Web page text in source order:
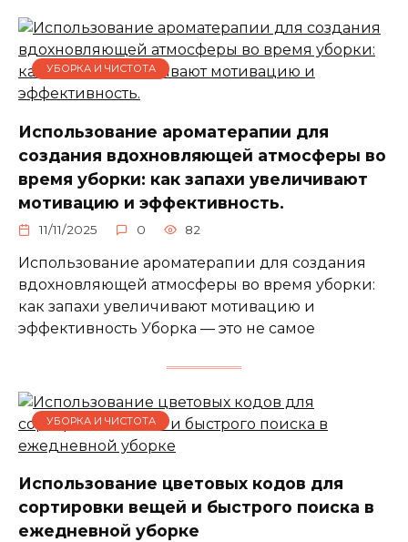
УБОРКА И ЧИСТОТА
Использование ароматерапии для
создания вдохновляющей атмосферы во
время уборки: как запахи увеличивают
мотивацию и эффективность.
11/11/2025 0 82
Использование ароматерапии для создания
вдохновляющей атмосферы во время уборки:
как запахи увеличивают мотивацию и
эффективность Уборка — это не самое
УБОРКА И ЧИСТОТА
Использование цветовых кодов для
сортировки вещей и быстрого поиска в
ежедневной уборке